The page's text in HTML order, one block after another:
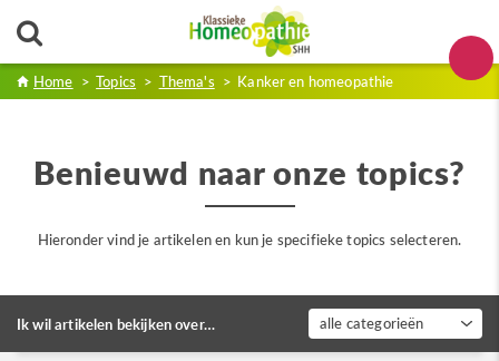
Home > Topics > Thema's > Kanker en homeopathie
Benieuwd naar onze topics?
Hieronder vind je artikelen en kun je specifieke topics selecteren.
Ik wil artikelen bekijken over… alle categorieën